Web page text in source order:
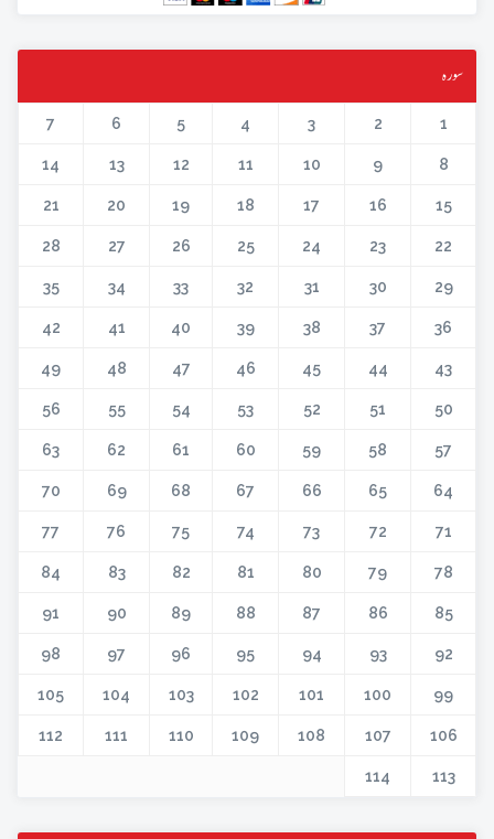
سورہ
1
2
3
4
5
6
7
8
9
10
11
12
13
14
15
16
17
18
19
20
21
22
23
24
25
26
27
28
29
30
31
32
33
34
35
36
37
38
39
40
41
42
43
44
45
46
47
48
49
50
51
52
53
54
55
56
57
58
59
60
61
62
63
64
65
66
67
68
69
70
71
72
73
74
75
76
77
78
79
80
81
82
83
84
85
86
87
88
89
90
91
92
93
94
95
96
97
98
99
100
101
102
103
104
105
106
107
108
109
110
111
112
113
114